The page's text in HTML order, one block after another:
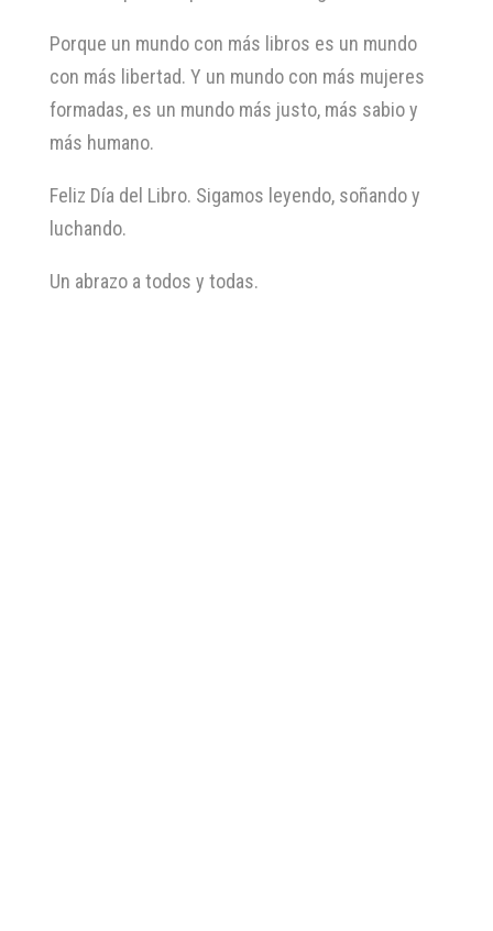
Porque un mundo con más libros es un mundo
con más libertad. Y un mundo con más mujeres
formadas, es un mundo más justo, más sabio y
más humano.
Feliz Día del Libro. Sigamos leyendo, soñando y
luchando.
Un abrazo a todos y todas.